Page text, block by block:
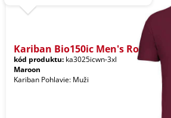
Kariban Bio150ic Men's Ro
kód produktu: ka3025icwn-3xl
Maroon
Kariban Pohlavie: Muži